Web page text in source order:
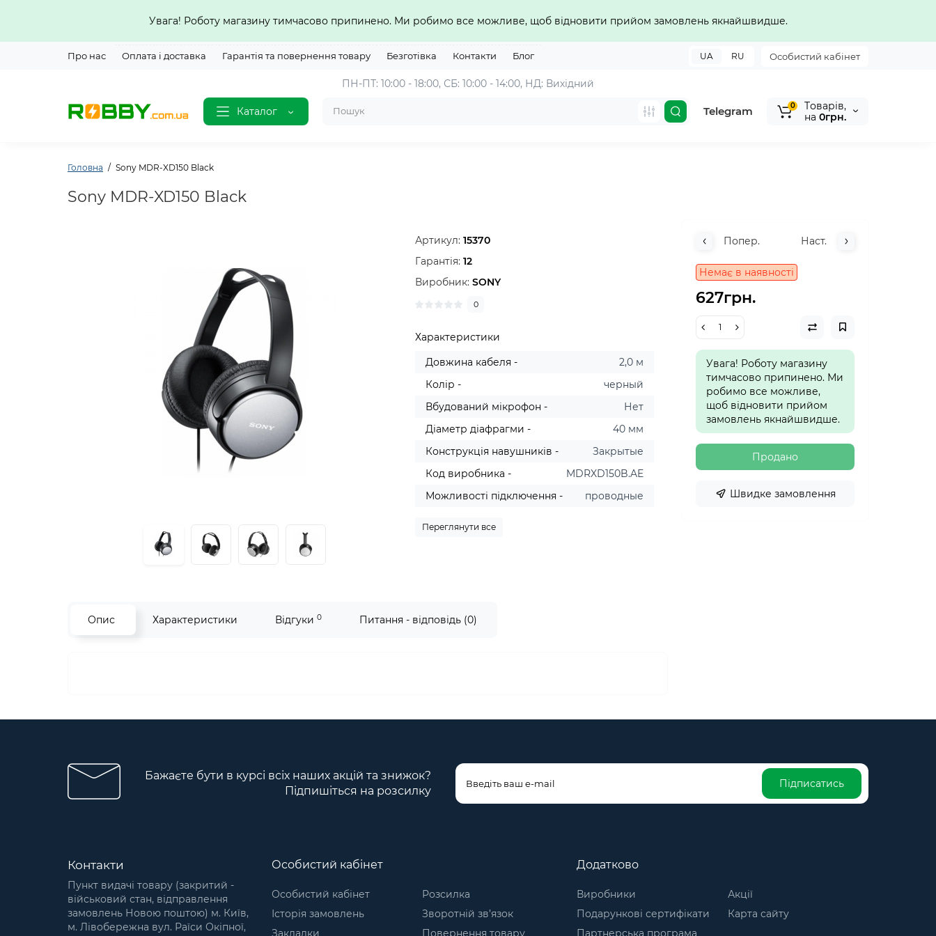
Увага! Роботу магазину тимчасово припинено. Ми робимо все можливе, щоб відновити прийом замовлень якнайшвидше.
Про нас Оплата і доставка Гарантія та повернення товару Безготівка Контакти Блог Особистий кабінет
UA RU
Каталог
ПН-ПТ: 10:00 - 18:00, СБ: 10:00 - 14:00, НД: Вихідний
Telegram 0
Tоварів,
на 0грн.
Головна Sony MDR-XD150 Black
Sony MDR-XD150 Black
Артикул: 15370
Гарантія: 12
Виробник:SONY
0
Характеристики
Довжина кабеля -
2,0 м
Колір -
черный
Вбудований мікрофон -
Нет
Діаметр діафрагми -
40 мм
Конструкція навушників -
Закрытые
Код виробника -
MDRXD150B.AE
Можливості підключення -
проводные
Переглянути все
Попер. Наст.
Немає в наявності
627грн.
Увага! Роботу магазину
тимчасово припинено. Ми
робимо все можливе,
щоб відновити прийом
замовлень якнайшвидше.
Продано
Швидке замовлення
Опис Характеристики Відгуки 0 Питання - відповідь (0)
Бажаєте бути в курсі всіх наших акцій та знижок?
Підпишіться на розсилку
Підписатись
Контакти
Пункт видачі товару (закритий -
військовий стан, відправлення
замовлень Новою поштою) м. Київ,
м. Лівобережна вул. Раїси Окіпної,
Особистий кабінет
Особистий кабінет
Історія замовлень
Закладки
Розсилка
Зворотній зв’язок
Повернення товару
Додатково
Виробники
Подарункові сертифікати
Партнерська програма
Акції
Карта сайту